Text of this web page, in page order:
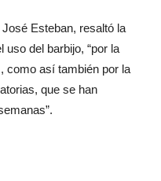
Esteban, resaltó la
uso del barbijo, “por la
como así también por la
que se han